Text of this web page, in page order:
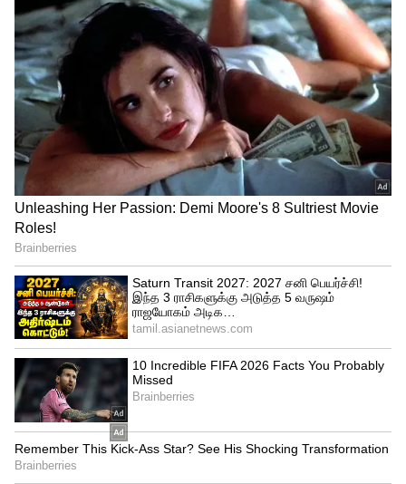
நிபுணர்கள் சொல்வதை கேளுங்க!
3
4
Image Credit : Gemini
எலக்ட்ரிக் ஹீட்டர்களும் பாதுகாப்பானவை
என்று சொல்லிவிட முடியாது. சரியான
'எர்திங்' (Earthing) இல்லாமை மற்றும்
பழைய வயரிங் காரணமாக மின் கசிவு
(Short Circuit) ஏற்படலாம். குளிக்கும்போது
ஹீட்டரை 'ஆன்' (ON) செய்து வைத்திருப்பது
ஆபத்தானது. தண்ணீர் சூடான பிறகு,
சுவிட்சை 'ஆஃப்' செய்த பிறகே குளிக்கச்
செல்ல வேண்டும்.